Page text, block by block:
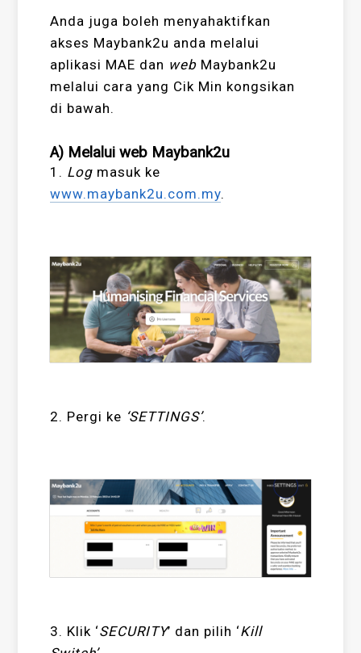
Anda juga boleh menyahaktifkan
akses Maybank2u anda melalui
aplikasi MAE dan web Maybank2u
melalui cara yang Cik Min kongsikan
di bawah.
A) Melalui web Maybank2u
1. Log masuk ke
www.maybank2u.com.my.
2. Pergi ke ‘SETTINGS’.
3. Klik ‘SECURITY’ dan pilih ‘Kill